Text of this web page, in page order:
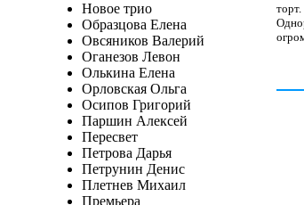
Новое трио
Образцова Елена
Овсяников Валерий
Оганезов Левон
Олькина Елена
Орловская Ольга
Осипов Григорий
Паршин Алексей
Пересвет
Петрова Дарья
Петрунин Денис
Плетнев Михаил
Премьера